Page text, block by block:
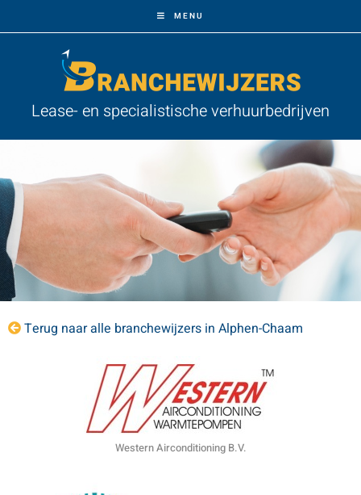
MENU
Lease- en specialistische verhuurbedrijven
Terug naar alle branchewijzers in Alphen-Chaam
Western Airconditioning B.V.